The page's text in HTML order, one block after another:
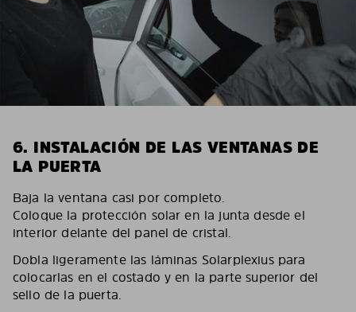
6. INSTALACIÓN DE LAS VENTANAS DE
LA PUERTA
Baja la ventana casi por completo.
Coloque la protección solar en la junta desde el
interior delante del panel de cristal.
Dobla ligeramente las láminas Solarplexius para
colocarlas en el costado y en la parte superior del
sello de la puerta.